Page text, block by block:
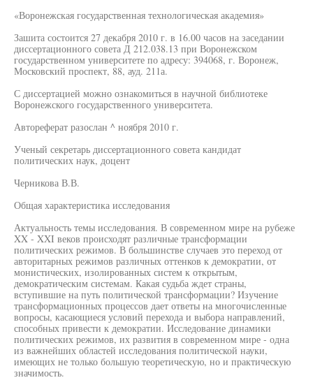
«Воронежская государственная технологическая академия»
Зашита состоится 27 декабря 2010 г. в 16.00 часов на заседании
диссертационного совета Д 212.038.13 при Воронежском
государственном университете по адресу: 394068, г. Воронеж,
Московский проспект, 88, ауд. 211а.
С диссертацией можно ознакомиться в научной библиотеке
Воронежского государственного университета.
Автореферат разослан ^ ноября 2010 г.
Ученый секретарь диссертационного совета кандидат
политических наук, доцент
Черникова В.В.
Общая характеристика исследования
Актуальность темы исследования. В современном мире на рубеже
XX - XXI веков происходят различные трансформации
политических режимов. В большинстве случаев это переход от
авторитарных режимов различных оттенков к демократии, от
монистических, изолированных систем к открытым,
демократическим системам. Какая судьба ждет страны,
вступившие на путь политической трансформации? Изучение
трансформационных процессов дает ответы на многочисленные
вопросы, касающиеся условий перехода и выбора направлений,
способных привести к демократии. Исследование динамики
политических режимов, их развития в современном мире - одна
из важнейших областей исследования политической науки,
имеющих не только большую теоретическую, но и практическую
значимость.